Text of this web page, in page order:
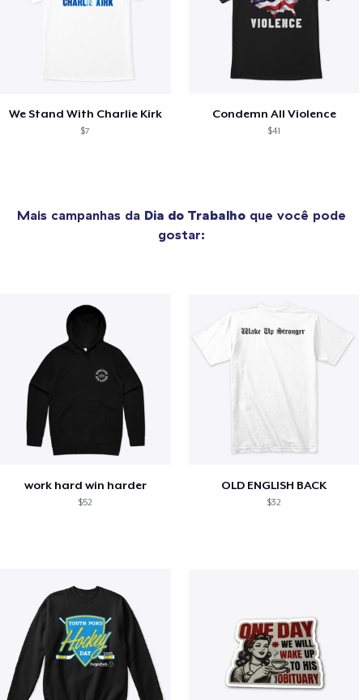
We Stand With Charlie Kirk
$7
Condemn All Violence
$41
Mais campanhas da Dia do Trabalho que você pode
gostar:
work hard win harder
$52
OLD ENGLISH BACK
$32